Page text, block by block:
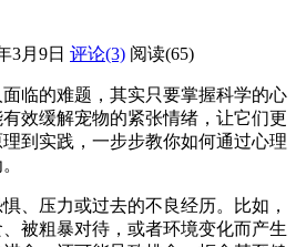
3月9日 评论(3) 阅读(65)
临的难题，其实只要掌握科学的心
效缓解宠物的紧张情绪，让它们更
到实践，一步步教你如何通过心理
、压力或过去的不良经历。比如，
被粗暴对待，或者环境变化而产生